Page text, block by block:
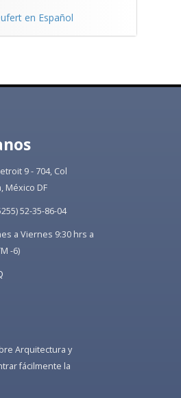
en Español
9 - 704, Col
México DF
52-35-86-04
a Viernes 9:30 hrs a
-6)
Arquitectura y
fácilmente la